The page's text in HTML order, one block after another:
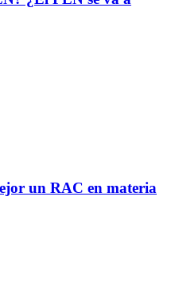
un RAC en materia